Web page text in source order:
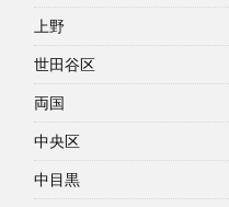
上野
世田谷区
両国
中央区
中目黒